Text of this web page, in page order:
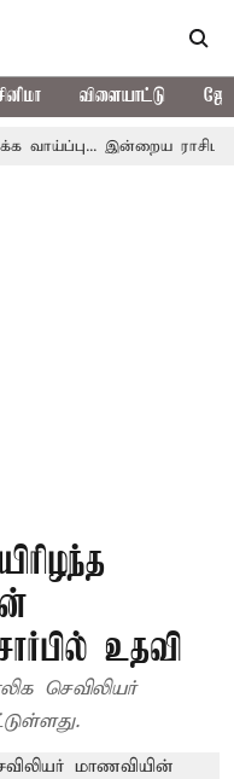
விளையாட்டு
இன்றைய ராசிபலன்
உதவி
செவிலியர்